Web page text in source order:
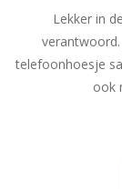
Lekker in
telefoonhoesje
ook